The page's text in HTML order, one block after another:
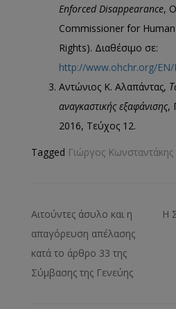
Enforced Disappearance,
Commissioner for
Rights). Διαθέσιμο σε:
http://www.ohchr.org/
Αντώνιος Κ. Αλαπάντας,
αναγκαστικής εξαφάνισης,
2016, Τεύχος 12.
Tagged Γιώργος Κωνσταντάκης
Αιτούντες άσυλο και η
απαγόρευση απέλασης
κατά το άρθρο 33 της
Σύμβασης της Γενεύης
Η